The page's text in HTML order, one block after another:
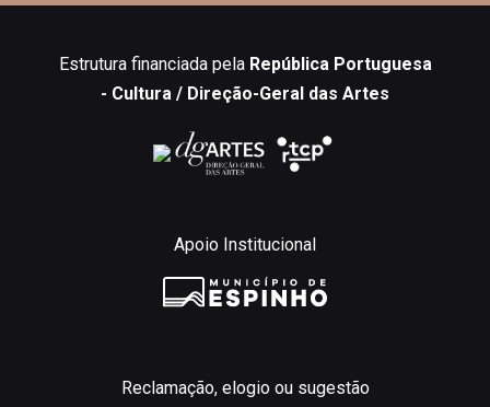
Estrutura financiada pela República Portuguesa
- Cultura / Direção-Geral das Artes
Apoio Institucional
Reclamação, elogio ou sugestão